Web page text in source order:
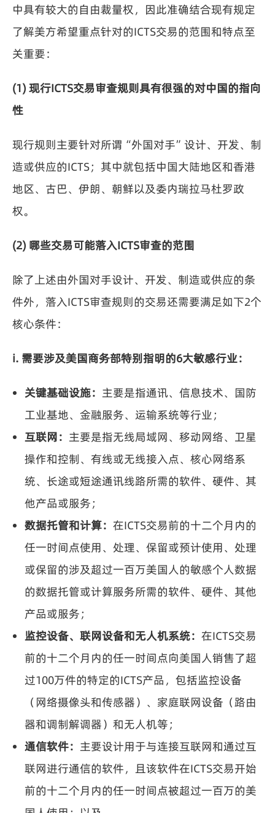
中具有较大的自由裁量权，因此准确结合现有规定
了解美方希望重点针对的ICTS交易的范围和特点至
关重要：
(1) 现行ICTS交易审查规则具有很强的对中国的指向
性
现行规则主要针对所谓“外国对手”设计、开发、制
造或供应的ICTS；其中就包括中国大陆地区和香港
地区、古巴、伊朗、朝鲜以及委内瑞拉马杜罗政
权。
(2) 哪些交易可能落入ICTS审查的范围
除了上述由外国对手设计、开发、制造或供应的条
件外，落入ICTS审查规则的交易还需要满足如下2个
核心条件：
i. 需要涉及美国商务部特别指明的6大敏感行业：
关键基础设施： 主要是指通讯、信息技术、国防
工业基地、金融服务、运输系统等行业；
互联网： 主要是指无线局域网、移动网络、卫星
操作和控制、有线或无线接入点、核心网络系
统、长途或短途通讯线路所需的软件、硬件、其
他产品或服务；
数据托管和计算： 在ICTS交易前的十二个月内的
任一时间点使用、处理、保留或预计使用、处理
或保留的涉及超过一百万美国人的敏感个人数据
的数据托管或计算服务所需的软件、硬件、其他
产品或服务；
监控设备、联网设备和无人机系统： 在ICTS交易
前的十二个月内的任一时间点向美国人销售了超
过100万件的特定的ICTS产品，包括监控设备
（网络摄像头和传感器）、家庭联网设备（路由
器和调制解调器）和无人机等；
通信软件： 主要设计用于与连接互联网和通过互
联网进行通信的软件，且该软件在ICTS交易开始
前的十二个月内的任一时间点被超过一百万的美